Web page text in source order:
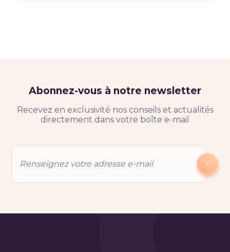
Abonnez-vous à notre newsletter
Recevez en exclusivité nos conseils et actualités
directement dans votre boîte e-mail